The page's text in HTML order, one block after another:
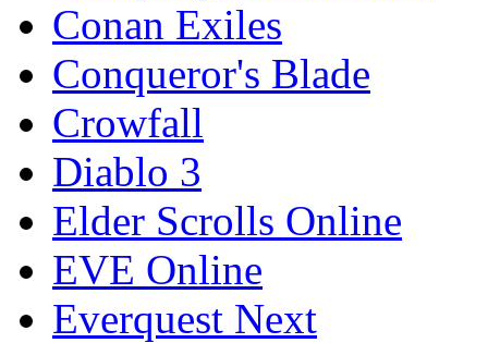
Conan Exiles
Conqueror's Blade
Crowfall
Diablo 3
Elder Scrolls Online
EVE Online
Everquest Next